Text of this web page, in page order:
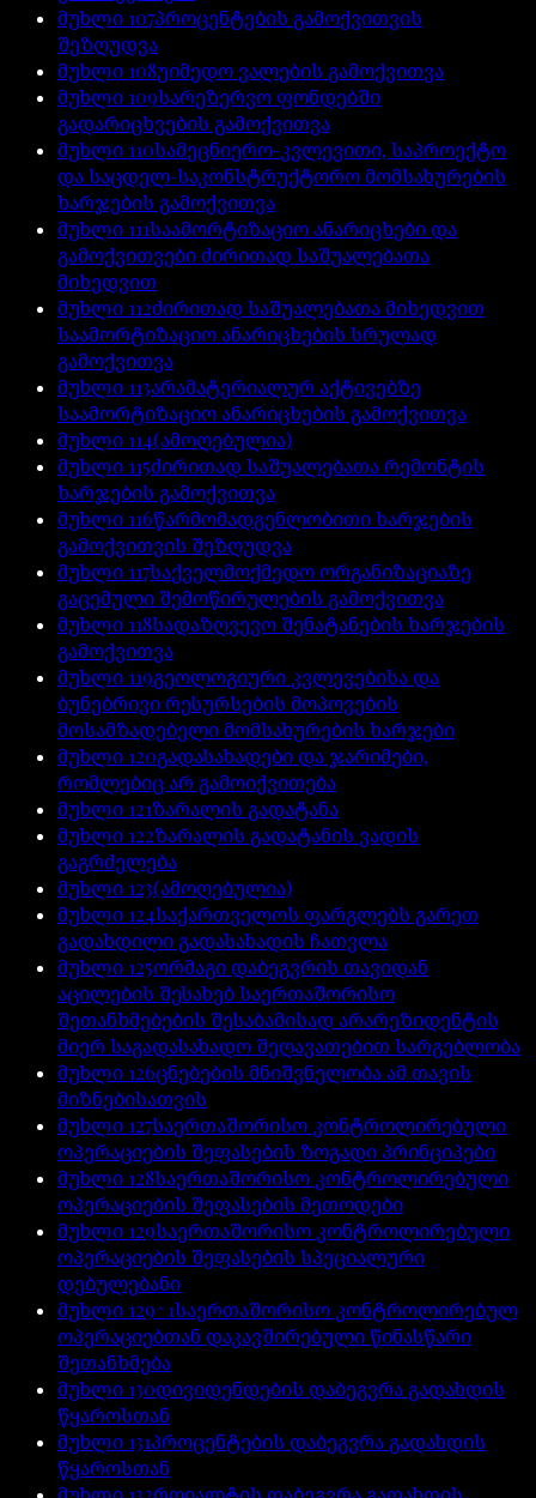
მუხლი 107პროცენტების გამოქვითვის
შეზღუდვა
მუხლი 108უიმედო ვალების გამოქვითვა
მუხლი 109სარეზერვო ფონდებში
გადარიცხვების გამოქვითვა
მუხლი 110სამეცნიერო-კვლევითი, საპროექტო
და საცდელ-საკონსტრუქტორო მომსახურების
ხარჯების გამოქვითვა
მუხლი 111საამორტიზაციო ანარიცხები და
გამოქვითვები ძირითად საშუალებათა
მიხედვით
მუხლი 112ძირითად საშუალებათა მიხედვით
საამორტიზაციო ანარიცხების სრულად
გამოქვითვა
მუხლი 113არამატერიალურ აქტივებზე
საამორტიზაციო ანარიცხების გამოქვითვა
მუხლი 114(ამოღებულია)
მუხლი 115ძირითად საშუალებათა რემონტის
ხარჯების გამოქვითვა
მუხლი 116წარმომადგენლობითი ხარჯების
გამოქვითვის შეზღუდვა
მუხლი 117საქველმოქმედო ორგანიზაციაზე
გაცემული შემოწირულების გამოქვითვა
მუხლი 118სადაზღვევო შენატანების ხარჯების
გამოქვითვა
მუხლი 119გეოლოგიური კვლევებისა და
ბუნებრივი რესურსების მოპოვების
მოსამზადებელი მომსახურების ხარჯები
მუხლი 120გადასახადები და ჯარიმები,
რომლებიც არ გამოიქვითება
მუხლი 121ზარალის გადატანა
მუხლი 122ზარალის გადატანის ვადის
გაგრძელება
მუხლი 123(ამოღებულია)
მუხლი 124საქართველოს ფარგლებს გარეთ
გადახდილი გადასახადის ჩათვლა
მუხლი 125ორმაგი დაბეგვრის თავიდან
აცილების შესახებ საერთაშორისო
შეთანხმებების შესაბამისად არარეზიდენტის
მიერ საგადასახადო შეღავათებით სარგებლობა
მუხლი 126ცნებების მნიშვნელობა ამ თავის
მიზნებისათვის
მუხლი 127საერთაშორისო კონტროლირებული
ოპერაციების შეფასების ზოგადი პრინციპები
მუხლი 128საერთაშორისო კონტროლირებული
ოპერაციების შეფასების მეთოდები
მუხლი 129საერთაშორისო კონტროლირებული
ოპერაციების შეფასების სპეციალური
დებულებანი
მუხლი 129^1საერთაშორისო კონტროლირებულ
ოპერაციებთან დაკავშირებული წინასწარი
შეთანხმება
მუხლი 130დივიდენდების დაბეგვრა გადახდის
წყაროსთან
მუხლი 131პროცენტების დაბეგვრა გადახდის
წყაროსთან